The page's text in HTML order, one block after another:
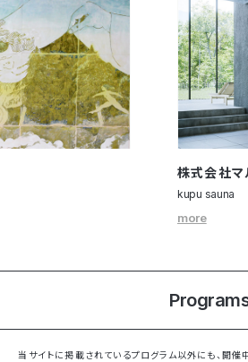
株式会社マ
kupu sauna
more
当サイトに掲載されているプログラム以外にも、開催